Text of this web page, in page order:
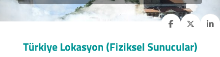
Türkiye Lokasyon (Fiziksel Sunucular)